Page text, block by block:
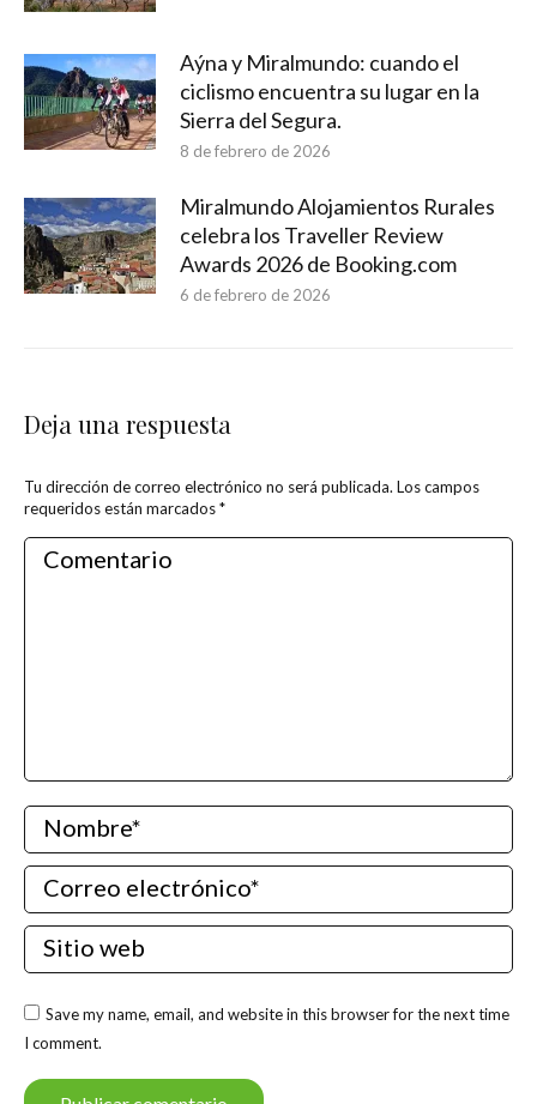
Aýna y Miralmundo: cuando el
ciclismo encuentra su lugar en la
Sierra del Segura.
8 de febrero de 2026
Miralmundo Alojamientos Rurales
celebra los Traveller Review
Awards 2026 de Booking.com
6 de febrero de 2026
Deja una respuesta
Tu dirección de correo electrónico no será publicada. Los campos
requeridos están marcados*
Comentario
Nombre *
Correo electrónico *
Sitio web
Save my name, email, and website in this browser for the next time
I comment.